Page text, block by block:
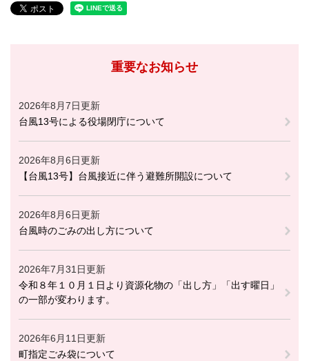
重要なお知らせ
2026年8月7日更新
台風13号による役場閉庁について
2026年8月6日更新
【台風13号】台風接近に伴う避難所開設について
2026年8月6日更新
台風時のごみの出し方について
2026年7月31日更新
令和８年１０月１日より資源化物の「出し方」「出す曜日」
の一部が変わります。
2026年6月11日更新
町指定ごみ袋について